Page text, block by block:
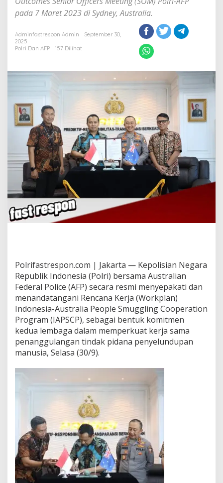
Manusia
pada 7 Maret 2023 di Sydney, Australia.
Adminfastrespon Admin
September 30,
2025
Polri Dan AFP
157 Dilihat
Polrifastrespon.com | Jakarta — Kepolisian Negara
Republik Indonesia (Polri) bersama Australian
Federal Police (AFP) secara resmi menyepakati dan
menandatangani Rencana Kerja (Workplan)
Indonesia-Australia People Smuggling Cooperation
Program (IAPSCP), sebagai bentuk komitmen
kedua lembaga dalam memperkuat kerja sama
penanggulangan tindak pidana penyelundupan
manusia, Selasa (30/9).